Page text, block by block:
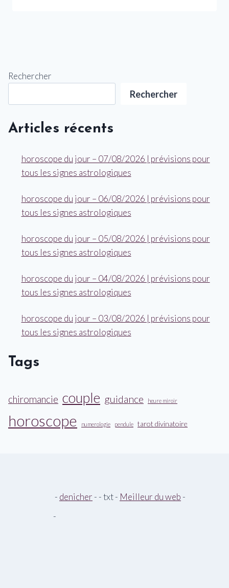
Rechercher
Rechercher
Articles récents
horoscope du jour – 07/08/2026 | prévisions pour
tous les signes astrologiques
horoscope du jour – 06/08/2026 | prévisions pour
tous les signes astrologiques
horoscope du jour – 05/08/2026 | prévisions pour
tous les signes astrologiques
horoscope du jour – 04/08/2026 | prévisions pour
tous les signes astrologiques
horoscope du jour – 03/08/2026 | prévisions pour
tous les signes astrologiques
Tags
chiromancie couple guidance heure miroir
horoscope numerologie pendule tarot divinatoire
- denicher - - txt - Meilleur du web -
-